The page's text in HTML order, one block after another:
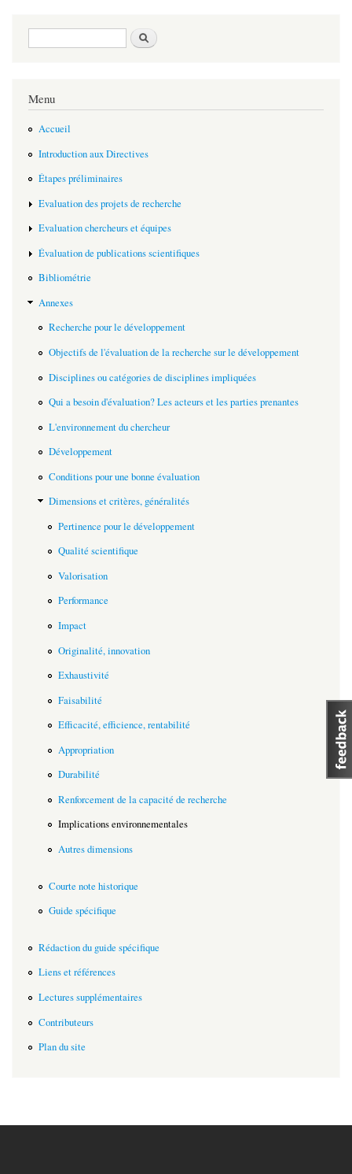
Search form
Menu
Accueil
Introduction aux Directives
Étapes préliminaires
Evaluation des projets de recherche
Evaluation chercheurs et équipes
Évaluation de publications scientifiques
Bibliométrie
Annexes
Recherche pour le développement
Objectifs de l'évaluation de la recherche sur le développement
Disciplines ou catégories de disciplines impliquées
Qui a besoin d'évaluation? Les acteurs et les parties prenantes
L'environnement du chercheur
Développement
Conditions pour une bonne évaluation
Dimensions et critères, généralités
Pertinence pour le développement
Qualité scientifique
Valorisation
Performance
Impact
Originalité, innovation
Exhaustivité
Faisabilité
Efficacité, efficience, rentabilité
Appropriation
Durabilité
Renforcement de la capacité de recherche
Implications environnementales
Autres dimensions
Courte note historique
Guide spécifique
Rédaction du guide spécifique
Liens et références
Lectures supplémentaires
Contributeurs
Plan du site